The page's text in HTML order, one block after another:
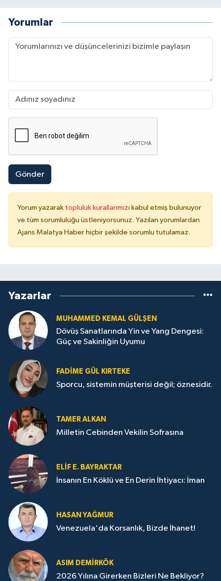
Yorumlar
Gönder
Yorum yazarak topluluk kurallarımızı kabul etmiş bulunuyor
ve tüm sorumluluğu üstleniyorsunuz. Yazılan yorumlardan
Ajans Malatya Haber hiçbir şekilde sorumlu tutulamaz.
Yazarlar
MUHAMMED KEMAL GÜLŞEN
Dövüş Sanatlarında Yin ve Yang Dengesi:
Güç ve Sakinliğin Uyumu
FADIME GÜL KIRTEKE
Sporcu, sistemin müşterisi değil; öznesidir.
TAMER ALKAN
Milletin Cebinden Vekilin Sofrasına
ELIF E. BAYRAKTAR
İnsanın En Köklü ve En Derin İhtiyacı: İman
HASAN YAĞMUR
Venezuela'da Korsanlık, Bizde İhanet!
ASIM DEMIRKÖK
2026 Yılına Girerken Bizleri Ne Bekliyor?